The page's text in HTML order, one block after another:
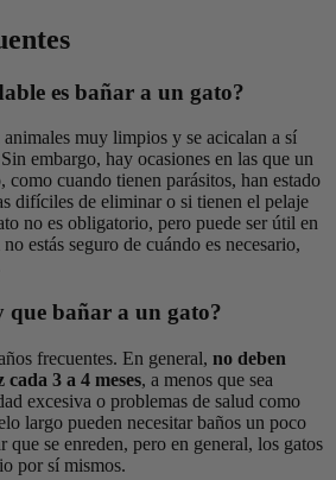
es bañar a un gato?
muy limpios y se acicalan a sí
embargo, hay ocasiones en las que un
como cuando tienen parásitos, han estado
difíciles de eliminar o si tienen el pelaje
no es obligatorio, pero puede ser útil en
estás seguro de cuándo es necesario,
que bañar a un gato?
frecuentes. En general, no deben
3 a 4 meses, a menos que sea
excesiva o problemas de salud como
largo pueden necesitar baños un poco
que se enreden, pero en general, los gatos
por sí mismos.